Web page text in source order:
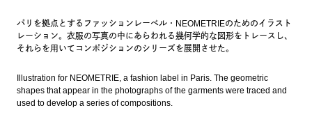
パリを拠点とするファッションレーベル・NEOMETRIEのためのイラスト
レーション。衣服の写真の中にあらわれる幾何学的な図形をトレースし、
それらを用いてコンポジションのシリーズを展開させた。
Illustration for NEOMETRIE, a fashion label in Paris. The geometric
shapes that appear in the photographs of the garments were traced and
used to develop a series of compositions.